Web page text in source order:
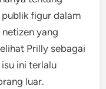
figur dalam
yang
Prilly sebagai
ini terlalu
luar.